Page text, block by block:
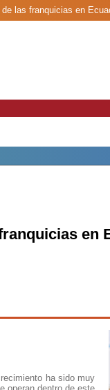
las franquicias en
en
ha sido muy